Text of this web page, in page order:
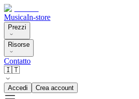
MusicaIn-store
Prezzi
Risorse
Contatto
🇮🇹
Accedi Crea account